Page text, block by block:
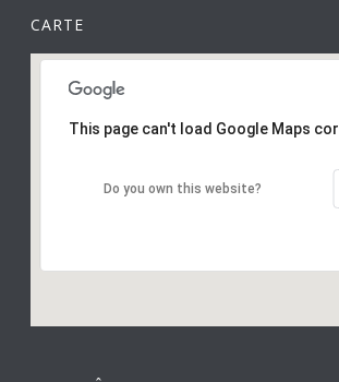
CARTE
This page can't load Google Maps
Do you own this website?